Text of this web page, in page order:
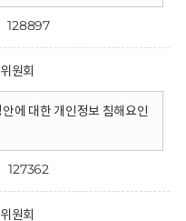
128897
원회
에 대한 개인정보 침해요인
127362
원회